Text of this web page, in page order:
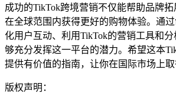
成功的TikTok跨境营销不仅能帮助品牌
在全球范围内获得更好的购物体验。通
化用户互动、利用TikTok的营销工具和
够充分发挥这一平台的潜力。希望这本
提供有价值的指南，让你在国际市场上取
版权声明：